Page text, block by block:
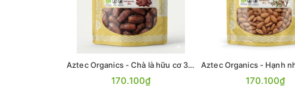
Aztec Organics - Chà là hữu cơ 300g
170.100₫ 170.100₫